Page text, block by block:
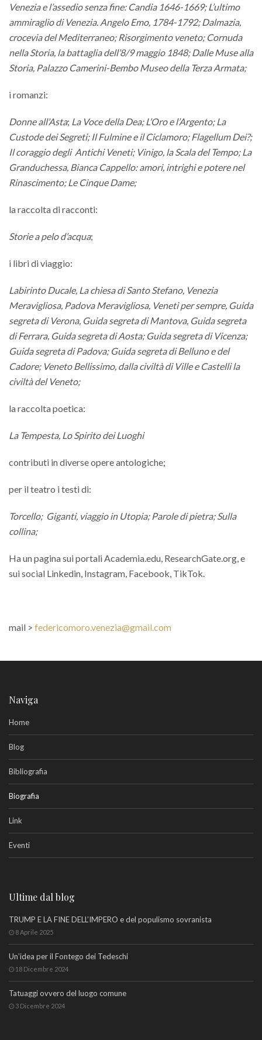
Venezia e l’assedio senza fine: Candia 1646-1669; L’ultimo
ammiraglio di Venezia. Angelo Emo, 1784-1792; Dalmazia,
crocevia del Mediterraneo; Risorgimento veneto; Cornuda
nella Storia, la battaglia dell’8/9 maggio 1848; Dalle Muse alla
Storia, Palazzo Camerini-Bembo Museo della Terza Armata;
i romanzi:
Donne all’Asta; La Voce della Dea; L’Oro e l’Argento; La
Custode dei Segreti; Il Fulmine e il Ciclamoro; Flagellum Dei?;
Il coraggio degli Antichi Veneti; Vinigo, la Scala del Tempo; La
Granduchessa, Bianca Cappello: amori, intrighi e potere nel
Rinascimento; Le Cinque Dame;
la raccolta di racconti:
Storie a pelo d’acqua;
i libri di viaggio:
Labirinto Ducale, La chiesa di Santo Stefano, Venezia
Meravigliosa, Padova Meravigliosa, Veneti per sempre, Guida
segreta di Verona, Guida segreta di Mantova, Guida segreta
di Ferrara, Guida segreta di Aosta; Guida segreta di Vicenza;
Guida segreta di Padova; Guida segreta di Belluno e del
Cadore; Veneto Bellissimo, dalla civiltà di Ville e Castelli la
civiltà del Veneto;
la raccolta poetica:
La Tempesta, Lo Spirito dei Luoghi
contributi in diverse opere antologiche;
per il teatro i testi di:
Torcello; Giganti, viaggio in Utopia; Parole di pietra; Sulla
collina;
Ha un pagina sui portali Academia.edu, ResearchGate.org, e
sui social Linkedin, Instagram, Facebook, TikTok.
mail > federicomoro.venezia@gmail.com
Naviga
Home
Blog
Bibliografia
Biografia
Link
Eventi
Ultime dal blog
TRUMP E LA FINE DELL’IMPERO e del populismo sovranista
8 Aprile 2025
Un’idea per il Fontego dei Tedeschi
18 Dicembre 2024
Tatuaggi ovvero del luogo comune
3 Dicembre 2024